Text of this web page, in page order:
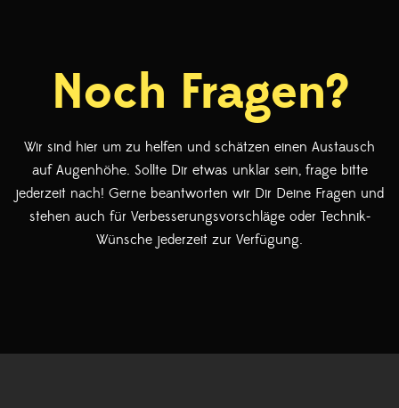
Noch Fragen?
Wir sind hier um zu helfen und schätzen einen Austausch
auf Augenhöhe. Sollte Dir etwas unklar sein, frage bitte
jederzeit nach! Gerne beantworten wir Dir Deine Fragen und
stehen auch für Verbesserungsvorschläge oder Technik-
Wünsche jederzeit zur Verfügung.